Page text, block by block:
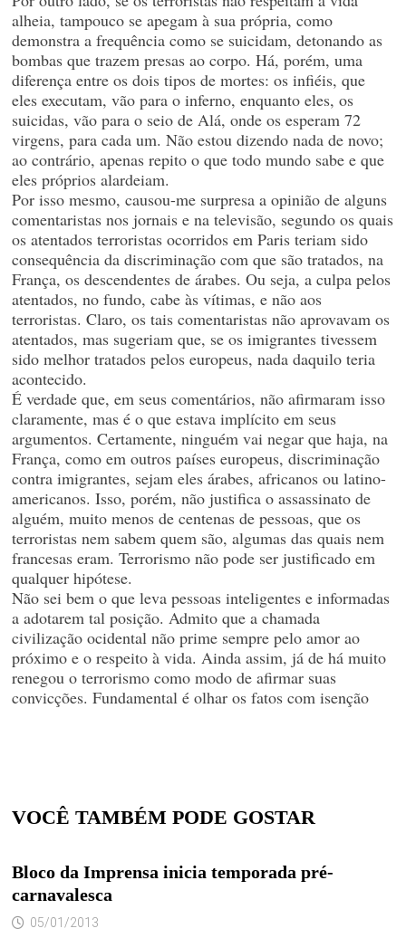
alheia, tampouco se apegam à sua própria, como
demonstra a frequência como se suicidam, detonando as
bombas que trazem presas ao corpo. Há, porém, uma
diferença entre os dois tipos de mortes: os infiéis, que
eles executam, vão para o inferno, enquanto eles, os
suicidas, vão para o seio de Alá, onde os esperam 72
virgens, para cada um. Não estou dizendo nada de novo;
ao contrário, apenas repito o que todo mundo sabe e que
eles próprios alardeiam.
Por isso mesmo, causou-me surpresa a opinião de alguns
comentaristas nos jornais e na televisão, segundo os quais
os atentados terroristas ocorridos em Paris teriam sido
consequência da discriminação com que são tratados, na
França, os descendentes de árabes. Ou seja, a culpa pelos
atentados, no fundo, cabe às vítimas, e não aos
terroristas. Claro, os tais comentaristas não aprovavam os
atentados, mas sugeriam que, se os imigrantes tivessem
sido melhor tratados pelos europeus, nada daquilo teria
acontecido.
É verdade que, em seus comentários, não afirmaram isso
claramente, mas é o que estava implícito em seus
argumentos. Certamente, ninguém vai negar que haja, na
França, como em outros países europeus, discriminação
contra imigrantes, sejam eles árabes, africanos ou latino-
americanos. Isso, porém, não justifica o assassinato de
alguém, muito menos de centenas de pessoas, que os
terroristas nem sabem quem são, algumas das quais nem
francesas eram. Terrorismo não pode ser justificado em
qualquer hipótese.
Não sei bem o que leva pessoas inteligentes e informadas
a adotarem tal posição. Admito que a chamada
civilização ocidental não prime sempre pelo amor ao
próximo e o respeito à vida. Ainda assim, já de há muito
renegou o terrorismo como modo de afirmar suas
convicções. Fundamental é olhar os fatos com isenção
VOCÊ TAMBÉM PODE GOSTAR
Bloco da Imprensa inicia temporada pré-
carnavalesca
05/01/2013